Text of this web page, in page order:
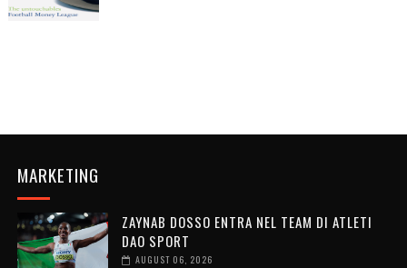
MARKETING
ZAYNAB DOSSO ENTRA NEL TEAM DI ATLETI
DAO SPORT
AUGUST 06, 2026